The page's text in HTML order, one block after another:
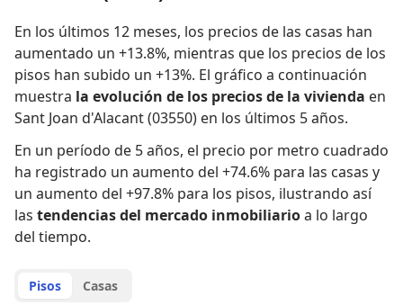
En los últimos 12 meses, los precios de las casas han
aumentado un +13.8%, mientras que los precios de los
pisos han subido un +13%. El gráfico a continuación
muestra la evolución de los precios de la vivienda en
Sant Joan d'Alacant (03550) en los últimos 5 años.
En un período de 5 años, el precio por metro cuadrado
ha registrado un aumento del +74.6% para las casas y
un aumento del +97.8% para los pisos, ilustrando así
las tendencias del mercado inmobiliarioa lo largo
del tiempo.
Pisos Casas